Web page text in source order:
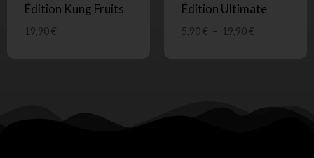
Édition Kung Fruits
19,90€
Édition Ultimate
5,90€ – 19,90€